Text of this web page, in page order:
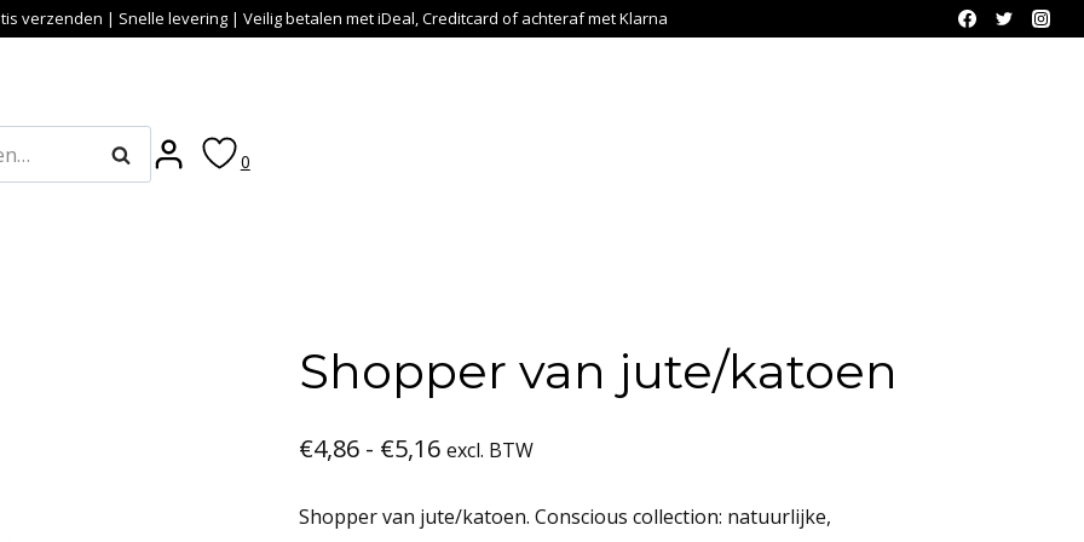
verzenden | Snelle levering | Veilig betalen met iDeal, Creditcard of achteraf met Klarna
Zoeken 0
Shopper van jute/katoen
€4,86 - €5,16Prijsklasse:
excl. BTW
Shopper van jute/katoen. Conscious collection: natuurlijke,